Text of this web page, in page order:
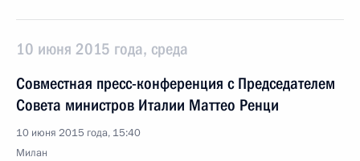
10 июня 2015 года, среда
Совместная пресс-конференция с Председателем
Совета министров Италии Маттео Ренци
10 июня 2015 года, 15:40
Милан